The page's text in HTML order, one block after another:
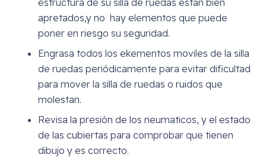
estructura de su silla de ruedas están bien
apretados,y no hay elementos que puede
poner en riesgo su seguridad.
Engrasa todos los ekementos moviles de la silla
de ruedas periódicamente para evitar dificultad
para mover la silla de ruedas o ruidos que
molestan.
Revisa la presión de los neumaticos, y el estado
de las cubiertas para comprobar que tienen
dibujo y es correcto.